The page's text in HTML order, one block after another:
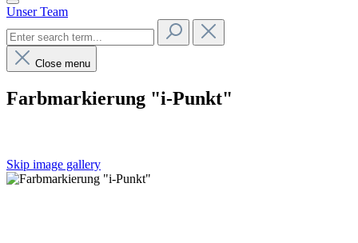
Unser Team
Close menu
Farbmarkierung "i-Punkt"
Skip image gallery